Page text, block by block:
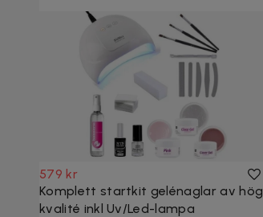
579 kr
Komplett startkit gelénaglar av hög
kvalité inkl Uv/Led-lampa